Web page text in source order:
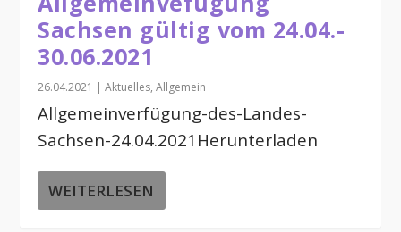
Sachsen gültig vom 24.04.-
30.06.2021
26.04.2021 |Aktuelles,Allgemein
Allgemeinverfügung-des-Landes-
Sachsen-24.04.2021Herunterladen
WEITERLESEN